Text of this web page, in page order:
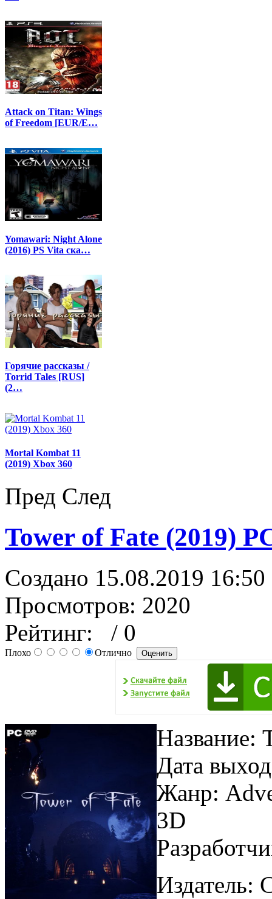
Attack on Titan: Wings
of Freedom [EUR/E…
Yomawari: Night Alone
(2016) PS Vita ска…
Горячие рассказы /
Torrid Tales [RUS]
(2…
Mortal Kombat 11
(2019) Xbox 360
Пред След
Tower of Fate (2019)
Создано 15.08.2019 16:50
Просмотров: 2020
Рейтинг:
/ 0
Плохо Отлично
Название:
Дата
Жанр:
3D
Издатель: